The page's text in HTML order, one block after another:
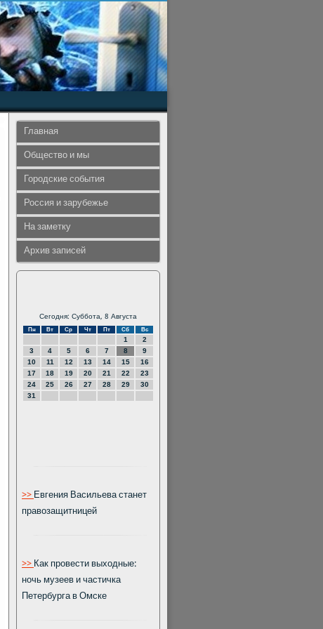
Главная
Общество и мы
Городские события
Россия и зарубежье
На заметку
Архив записей
Сегодня: Суббота, 8 Августа
Пн Вт Ср Чт Пт Сб Вс
1
2
3
4 5 6 7 8
9
10
11 12 13 14 15
16
17
18 19 20 21 22
23
24
25 26 27 28 29
30
31
>>Евгения Васильева станет
правозащитницей
>>Как провести выходные:
ночь музеев и частичка
Петербурга в Омске